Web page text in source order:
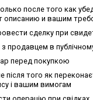
после того как
описанию и вашим
сделку при
продавцем в
перед покупкою
після того як
і вашим вимогам